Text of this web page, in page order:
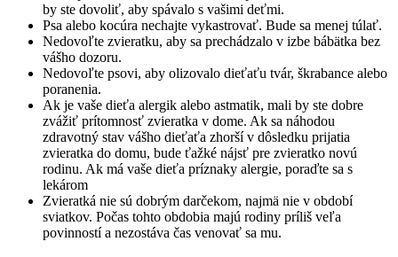
by ste dovoliť, aby spávalo s vašimi deťmi.
Psa alebo kocúra nechajte vykastrovať. Bude sa menej túlať.
Nedovoľte zvieratku, aby sa prechádzalo v izbe bábätka bez
vášho dozoru.
Nedovoľte psovi, aby olizovalo dieťaťu tvár, škrabance alebo
poranenia.
Ak je vaše dieťa alergik alebo astmatik, mali by ste dobre
zvážiť prítomnosť zvieratka v dome. Ak sa náhodou
zdravotný stav vášho dieťaťa zhorší v dôsledku prijatia
zvieratka do domu, bude ťažké nájsť pre zvieratko novú
rodinu. Ak má vaše dieťa príznaky alergie, poraďte sa s
lekárom
Zvieratká nie sú dobrým darčekom, najmä nie v období
sviatkov. Počas tohto obdobia majú rodiny príliš veľa
povinností a nezostáva čas venovať sa mu.